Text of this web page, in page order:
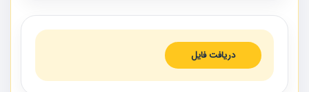
دریافت فایل